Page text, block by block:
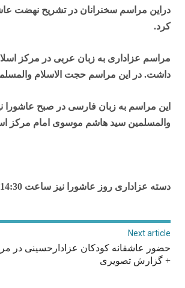
دراین مراسم سخنرانان در تشریح نهضت
کرد.
مراسم عزاداری به زبان عربی در مرکز
داشت. در این مراسم حجت الاسلام
والمسلمین سید هاشم موسوی امام مرکز
دسته عزاداری روز عاشورا نیز ساعت 14:30 از هاید پارک با حضور هیئت های عزادار آغاز می شود.
Next article
حضور عاشقانه کودکان عزادارحسینی در
+ گزارش تصویری